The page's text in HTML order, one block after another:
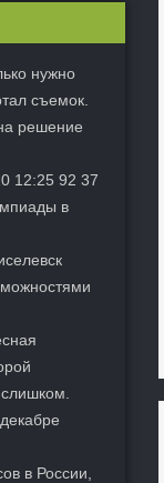
нужно
съемок.
решение
12:25 92 37
в
в России,